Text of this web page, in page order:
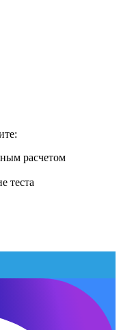
расчетом
теста